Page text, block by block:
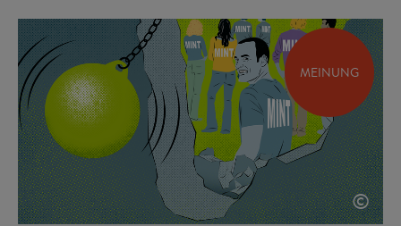
MEINUNG
©